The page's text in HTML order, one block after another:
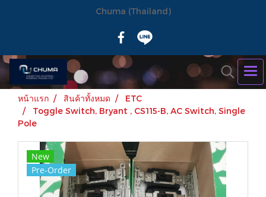
Chuma (Thailand)
หน้าแรก สินค้าทั้งหมด
ETC
Toggle Switch, Bryant , CS115-B, AC Switch, Single
Pole
New
Pre-Order